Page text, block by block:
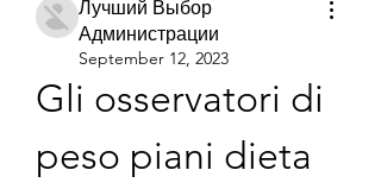
Лучший Выбор
Администрации
September 12, 2023
Gli osservatori di
peso piani dieta